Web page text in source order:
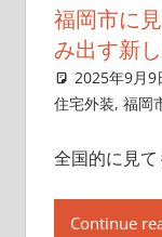
福岡市に
み出す新
2025年9月9
住宅外装, 福岡
全国的に見
Continue